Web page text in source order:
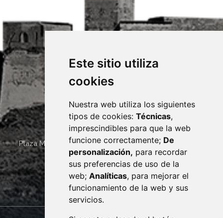
Este sitio utiliza
cookies
Nuestra web utiliza los siguientes
tipos de cookies: Técnicas,
imprescindibles para que la web
funcione correctamente; De
personalización, para recordar
sus preferencias de uso de la
web; Analíticas, para mejorar el
funcionamiento de la web y sus
servicios.
Plaza Mayor 4 22400 MONZÓN - ARAGÓN (ESPAÑA)
· (34) 974 400 700 ·
sac@monzon.es
monzon.es